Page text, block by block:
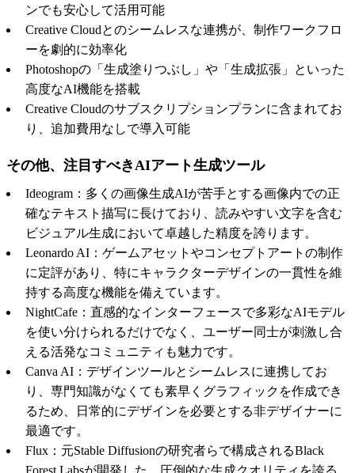
ンでも安心して活用可能
Creative Cloudとのシームレスな連携が、制作ワークフロ
ーを劇的に効率化
Photoshopの「生成塗りつぶし」や「生成拡張」といった
高度なAI機能を搭載
Creative Cloudのサブスクリプションプランに含まれてお
り、追加費用なしで導入可能
その他、注目すべきAIアート生成ツール
Ideogram：多くの画像生成AIが苦手とする画像内での正
確なテキスト描写に長けており、読みやすい文字を含む
ビジュアル生成において卓越した精度を誇ります。
Leonardo AI：ゲームアセットやコンセプトアートの制作
に定評があり、特にキャラクターデザインの一貫性を維
持する高度な機能を備えています。
NightCafe：直感的なインターフェースで多彩なAIモデル
を使い分けられるだけでなく、ユーザー同士が刺激し合
える活発なコミュニティも魅力です。
Canva AI：デザインツールとシームレスに連携してお
り、専門知識がなくても素早くグラフィックを作成でき
るため、日常的にデザインを必要とする非デザイナーに
最適です。
Flux：元Stable Diffusionの研究者らで構成されるBlack
Forest Labsが開発した、圧倒的な生成クオリティを誇る